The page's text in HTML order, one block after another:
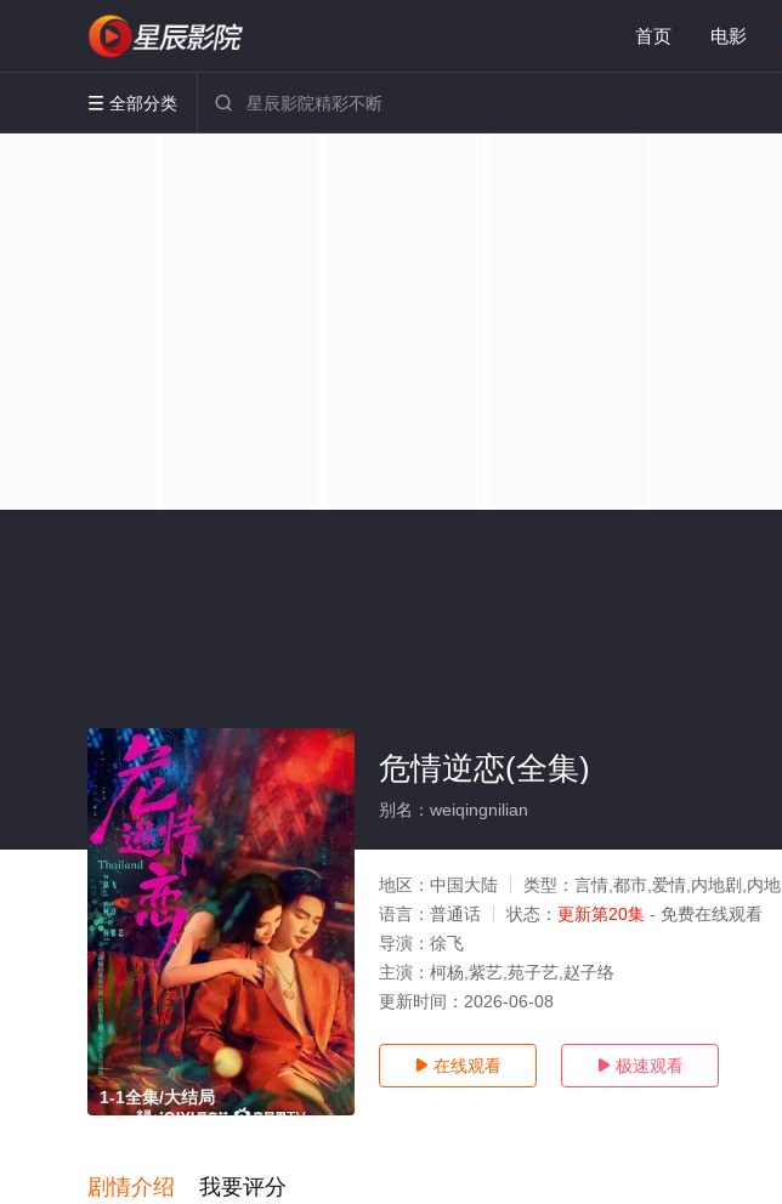
首页 电影
 全部分类 
1-1全集/大结局
危情逆恋(全集)
别名：weiqingnilian
地区： 中国大陆 类型： 言情,都市,爱情,内地剧,内地
语言： 普通话 状态： 更新第20集 - 免费在线观看
导演： 徐飞
主演： 柯杨,紫艺,苑子艺,赵子络
更新时间： 2026-06-08
 在线观看  极速观看
剧情介绍 我要评分